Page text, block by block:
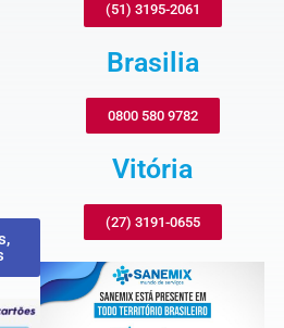
(51) 3195-2061
Brasilia
0800 580 9782
Vitória
(27) 3191-0655